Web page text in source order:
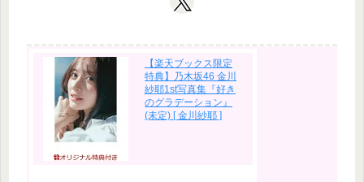
【楽天ブックス限定
特典】乃木坂46 金川
紗耶1st写真集『好き
のグラデーション』
(未定) [ 金川紗耶 ]